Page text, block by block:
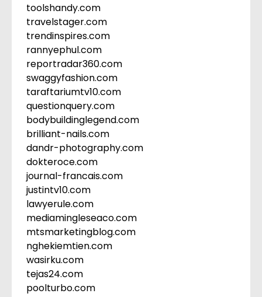
toolshandy.com
travelstager.com
trendinspires.com
rannyephul.com
reportradar360.com
swaggyfashion.com
taraftariumtv10.com
questionquery.com
bodybuildinglegend.com
brilliant-nails.com
dandr-photography.com
dokteroce.com
journal-francais.com
justintv10.com
lawyerule.com
mediamingleseaco.com
mtsmarketingblog.com
nghekiemtien.com
wasirku.com
tejas24.com
poolturbo.com